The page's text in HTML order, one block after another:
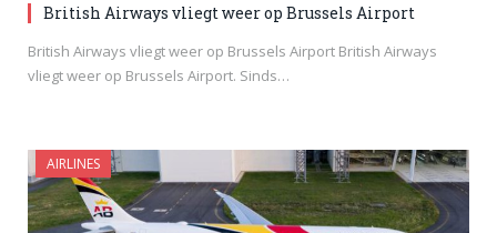
British Airways vliegt weer op Brussels Airport
British Airways vliegt weer op Brussels Airport British Airways
vliegt weer op Brussels Airport. Sinds…
AIRLINES